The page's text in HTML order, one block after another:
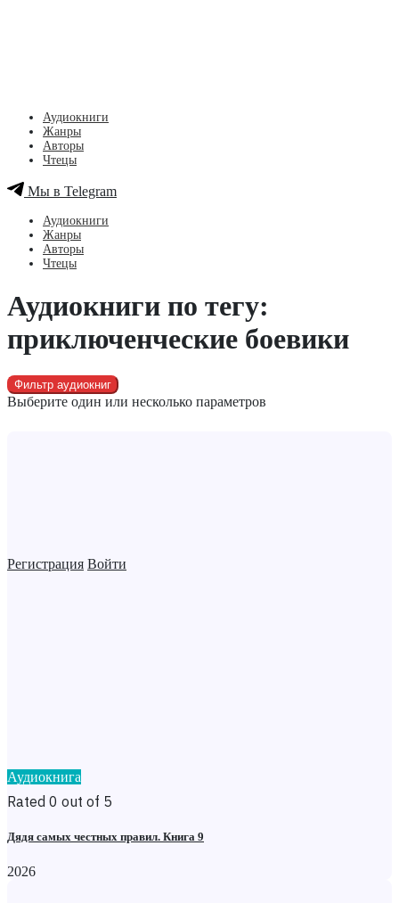
Регистрация Войти
Аудиокниги
Жанры
Авторы
Чтецы
Мы в Telegram
Аудиокниги
Жанры
Авторы
Чтецы
Аудиокниги по тегу:
приключенческие боевики
Фильтр аудиокниг
Выберите один или несколько параметров
Аудиокнига
Rated 0 out of 5
Дядя самых честных правил. Книга 9
2026